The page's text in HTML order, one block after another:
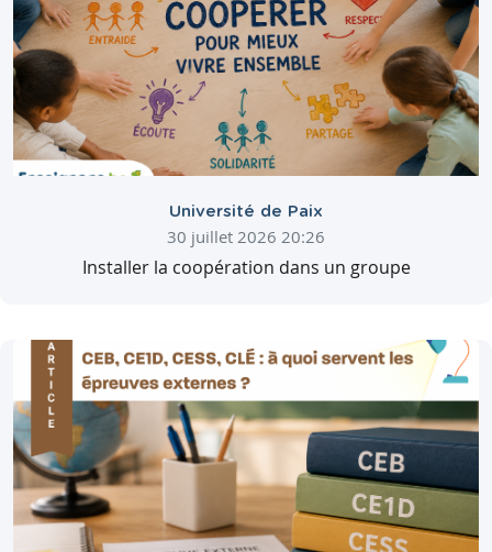
Université de Paix
30 juillet 2026 20:26
Installer la coopération dans un groupe